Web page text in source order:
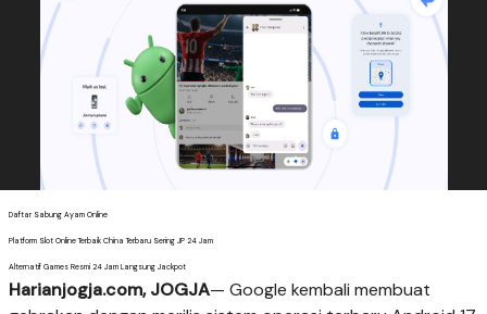
Daftar Sabung Ayam Online
Platform Slot Online Terbaik China Terbaru Sering JP 24 Jam
Alternatif Games Resmi 24 Jam Langsung Jackpot
Harianjogja.com, JOGJA— Google kembali membuat